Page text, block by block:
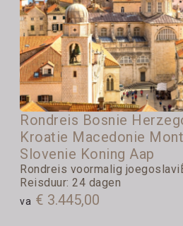
Rondreis Bosnie
Kroatie Macedonie
Slovenie Koning Aap
Rondreis voormalig
Reisduur: 24 dagen
va € 3.445,00